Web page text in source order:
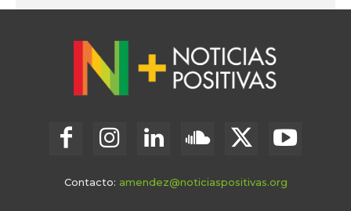
Contacto: amendez@noticiaspositivas.org